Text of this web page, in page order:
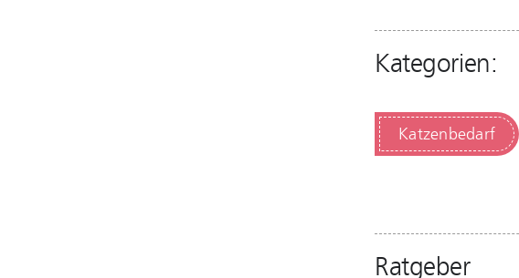
Kategorien:
Katzenbedarf
Ratgeber